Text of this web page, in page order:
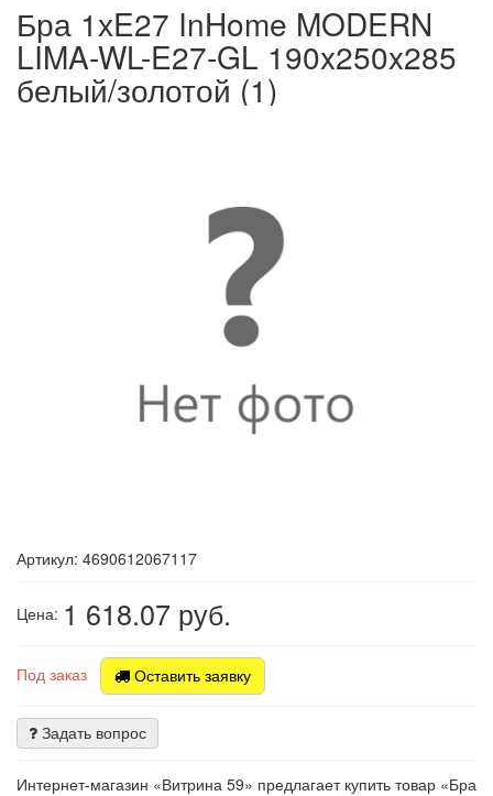
Бра 1хE27 InHome MODERN
LIMA-WL-E27-GL 190x250x285
белый/золотой (1)
Артикул: 4690612067117
Цена: 1 618.07 руб.
Под заказ Оставить заявку
Задать вопрос
Интернет-магазин «Витрина 59» предлагает купить товар «Бра